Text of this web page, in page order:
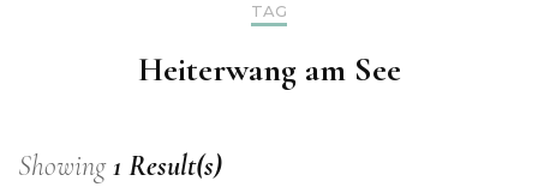
TAG
Heiterwang am See
Showing1 Result(s)